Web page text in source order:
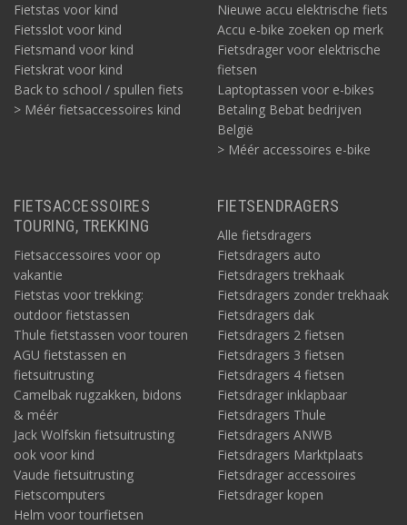
Fietstas voor kind
Fietsslot voor kind
Fietsmand voor kind
Fietskrat voor kind
Back to school / spullen fiets
> Méér fietsaccessoires kind
Nieuwe accu elektrische fiets
Accu e-bike zoeken op merk
Fietsdrager voor elektrische
fietsen
Laptoptassen voor e-bikes
Betaling Bebat bedrijven
België
> Méér accessoires e-bike
FIETSACCESSOIRES
TOURING, TREKKING
Fietsaccessoires voor op
vakantie
Fietstas voor trekking:
outdoor fietstassen
Thule fietstassen voor touren
AGU fietstassen en
fietsuitrusting
Camelbak rugzakken, bidons
& méér
Jack Wolfskin fietsuitrusting
ook voor kind
Vaude fietsuitrusting
Fietscomputers
Helm voor tourfietsen
FIETSENDRAGERS
Alle fietsdragers
Fietsdragers auto
Fietsdragers trekhaak
Fietsdragers zonder trekhaak
Fietsdragers dak
Fietsdragers 2 fietsen
Fietsdragers 3 fietsen
Fietsdragers 4 fietsen
Fietsdrager inklapbaar
Fietsdragers Thule
Fietsdragers ANWB
Fietsdragers Marktplaats
Fietsdrager accessoires
Fietsdrager kopen